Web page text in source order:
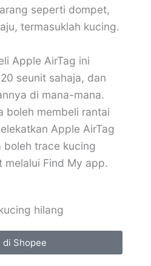
seperti dompet,
termasuklah kucing.
Apple AirTag ini
seunit sahaja, dan
di mana-mana.
boleh membeli rantai
Apple AirTag
boleh trace kucing
melalui Find My app.
di Shopee